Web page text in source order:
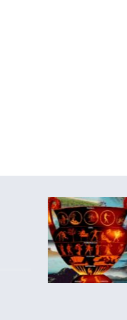
dell’Occidente